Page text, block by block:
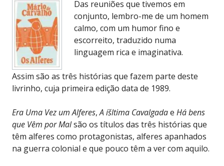
Das reuniões que tivemos em
conjunto, lembro-me de um homem
calmo, com um humor fino e
escorreito, traduzido numa
linguagem rica e imaginativa.
Assim são as três histórias que fazem parte deste
livrinho, cuja primeira edição data de 1989.
Era Uma Vez um Alferes,A íšltima Cavalgadae Há bens
que Vêm por Malsão os títulos das três histórias que
têm alferes como protagonistas, alferes apanhados
na guerra colonial e que pouco têm a ver com aquilo.